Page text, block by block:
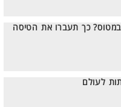
במטוס? כך תעברו את הטיסה
לעולם